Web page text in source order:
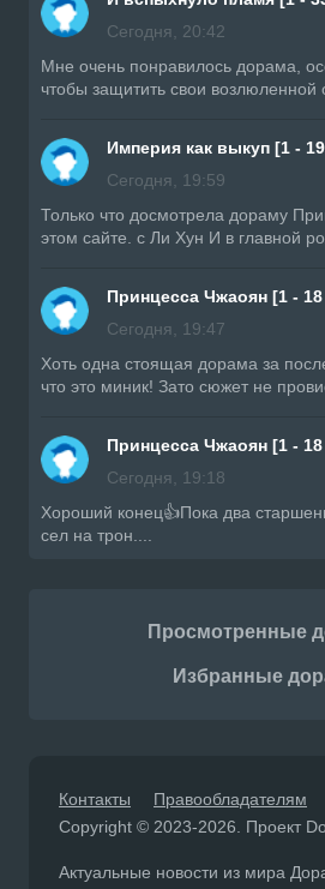
Сегодня, 20:42
Мне очень понравилось дорама,
чтобы защитить свои возлюленной
Империя как выкуп [1 -
Сегодня, 19:59
Только что досмотрела дораму
этом сайте. с Ли Хун И в главной
Принцесса Чжаоян [1 -
Сегодня, 19:47
Хоть одна стоящая дорама за
что это миник! Зато сюжет не
Принцесса Чжаоян [1 -
Сегодня, 19:18
Хороший конец👍Пока два
сел на трон....
Просмотренные
Избранные
Контакты Правообладателям
Copyright © 2023-2026. Проект
Актуальные новости из мира